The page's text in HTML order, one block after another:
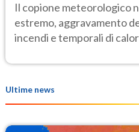
Il copione meteorologico
estremo, aggravamento
incendi e temporali di
Ultime news